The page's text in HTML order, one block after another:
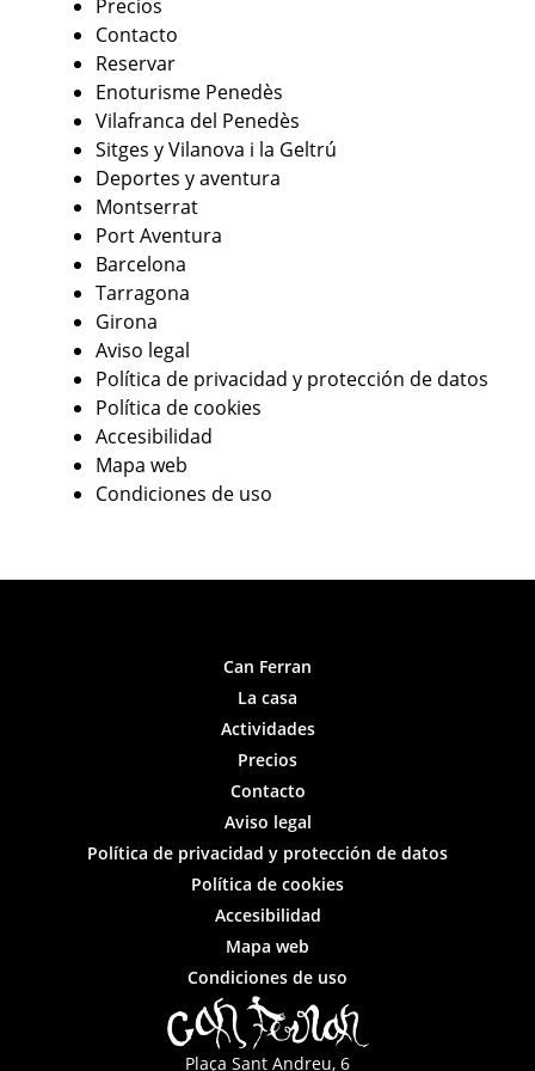
Precios
Contacto
Reservar
Enoturisme Penedès
Vilafranca del Penedès
Sitges y Vilanova i la Geltrú
Deportes y aventura
Montserrat
Port Aventura
Barcelona
Tarragona
Girona
Aviso legal
Política de privacidad y protección de datos
Política de cookies
Accesibilidad
Mapa web
Condiciones de uso
Can Ferran
La casa
Actividades
Precios
Contacto
Aviso legal
Política de privacidad y protección de datos
Política de cookies
Accesibilidad
Mapa web
Condiciones de uso
Plaça Sant Andreu, 6